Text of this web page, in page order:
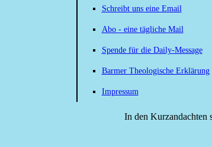
Schreibt uns eine Email
Abo - eine tägliche Mail
Spende für die Daily-Message
Barmer Theologische Erklärung
Impressum
In den Kurzandachten